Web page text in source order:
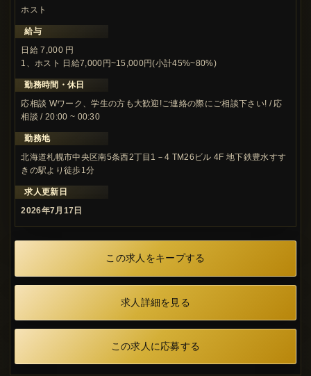
ホスト
給与
日給 7,000 円
1、ホスト 日給7,000円~15,000円(小計45%~80%)
勤務時間・休日
応相談 Wワーク、学生の方も大歓迎!ご連絡の際にご相談下さい! / 応
相談 / 20:00 ~ 00:30
勤務地
北海道札幌市中央区南5条西2丁目1－4 TM26ビル 4F 地下鉄豊水すす
きの駅より徒歩1分
求人更新日
2026年7月17日
この求人をキープする
求人詳細を見る
この求人に応募する